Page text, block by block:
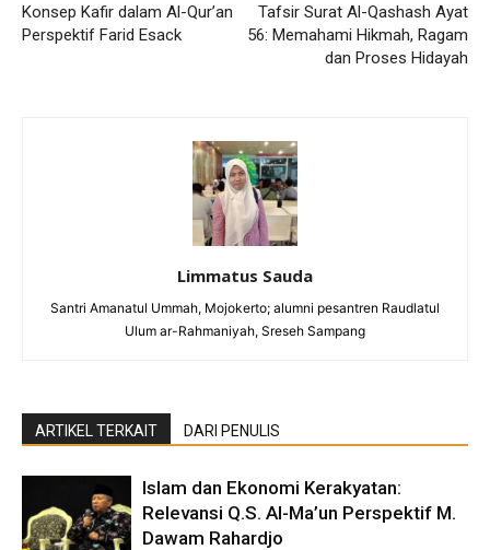
Konsep Kafir dalam Al-Qur’an
Perspektif Farid Esack
Tafsir Surat Al-Qashash Ayat
56: Memahami Hikmah, Ragam
dan Proses Hidayah
Limmatus Sauda
Santri Amanatul Ummah, Mojokerto; alumni pesantren Raudlatul
Ulum ar-Rahmaniyah, Sreseh Sampang
ARTIKEL TERKAIT DARI PENULIS
Islam dan Ekonomi Kerakyatan:
Relevansi Q.S. Al-Ma’un Perspektif M.
Dawam Rahardjo